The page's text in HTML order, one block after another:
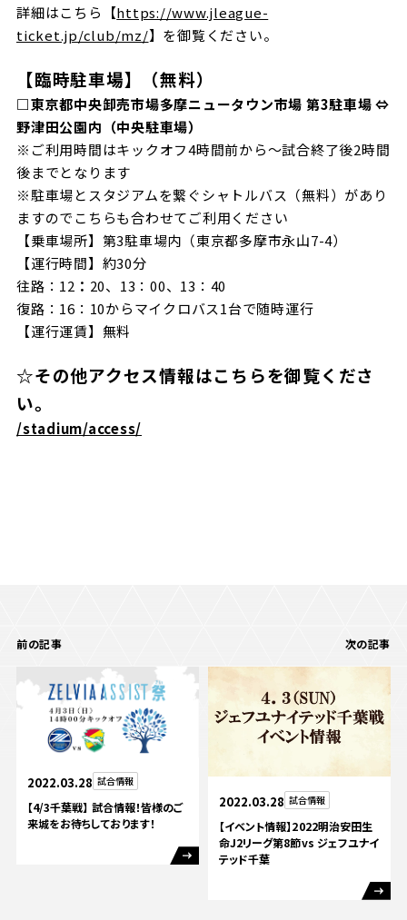
詳細はこちら【https://www.jleague-
ticket.jp/club/mz/】を御覧ください。
【臨時駐車場】（無料）
□東京都中央卸売市場多摩ニュータウン市場 第3駐車場 ⇔
野津田公園内（中央駐車場）
※ご利用時間はキックオフ4時間前から～試合終了後2時間
後までとなります
※駐車場とスタジアムを繋ぐシャトルバス（無料）があり
ますのでこちらも合わせてご利用ください
【乗車場所】第3駐車場内（東京都多摩市永山7-4）
【運行時間】約30分
往路：12 ： 20、13：00、13：40
復路：16：10からマイクロバス1台で随時運行
【運行運賃】無料
☆その他アクセス情報はこちらを御覧くださ
い。
/stadium/access/
前の記事
2022.03.28 試合情報
【4/3千葉戦】 試合情報！皆様のご
来城をお待ちしております！
次の記事
2022.03.28 試合情報
【イベント情報】2022明治安田生
命J2リーグ第8節vs ジェフユナイ
テッド千葉